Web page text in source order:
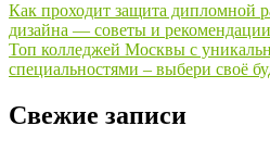
Как проходит защита дипломной
дизайна — советы и рекомендации
Топ колледжей Москвы с
специальностями – выбери своё
Свежие записи